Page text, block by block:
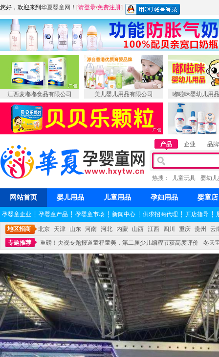
您好，欢迎来到 华夏婴童网 ！ [请登录/免费注册]
江西麦嘟嘟食品有限公司 美儿婴儿用品有限公司 嘟啦咪婴幼儿用
产品 企业 品牌
热搜： 儿童玩具 婴幼
网站首页 婴儿用品 儿童用品 孕妇用品 婴童店
孕婴童企业 ┆ 孕婴童产品 ┆ 孕婴童市场 ┆ 新闻中心 ┆ 供求招商代理 ┆ 开店指导 ┆
地区招商 北京 天津 山东 河南 河北 内蒙 山西 江西 四川 重庆 贵州
云
专题推荐
重磅！央视专题报道童程童美，第二届少儿编程节获高度评价
冬天
不能再单纯地销售产品,而要向增强服务转型,毕竟母婴产品比较特殊。”
妇幼广场